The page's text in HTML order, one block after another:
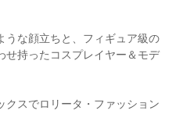
うな顔立ちと、フィギュア級の
せ持ったコスプレイヤー＆モデ
クスでロリータ・ファッション